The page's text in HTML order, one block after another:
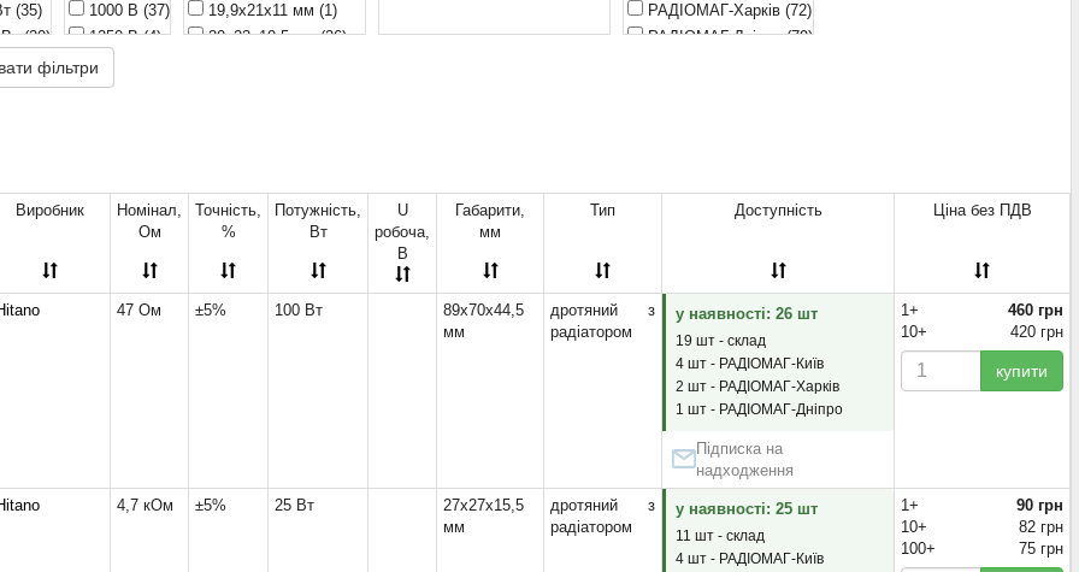
(35)
Вт(20)
Вт(1)
Вт(1)
1000 В (37)
1250 В(4)
1400 В
1500 В
19,9x21x11 мм (1)
20x23x10,5 мм(26)
49,1x28x14,8 мм(1)
49,1x29,7x14,8 мм
(1)
50x29x15,5 мм(17)
51x30x17 мм(3)
РАДІОМАГ-Харків (72)
РАДІОМАГ-Дніпро(79)
фільтри
Виробник
Номінал,
Ом
Точність,
%
Потужність,
Вт
U
робоча,
В
Габарити,
мм
Тип Доступність Ціна без ПДВ
47 Ом ±5% 100 Вт
89x70x44,5
мм
дротяний з
радіатором
у наявності: 26 шт
19 шт - склад
4 шт - РАДІОМАГ-Київ
2 шт - РАДІОМАГ-Харків
1 шт - РАДІОМАГ-Дніпро
Підписка на
надходження
1+
460 грн
10+
420 грн
купити
4,7 кОм ±5% 25 Вт
27x27x15,5
мм
дротяний з
радіатором
у наявності: 25 шт
11 шт - склад
4 шт - РАДІОМАГ-Київ
1+
90 грн
10+
82 грн
100+
75 грн